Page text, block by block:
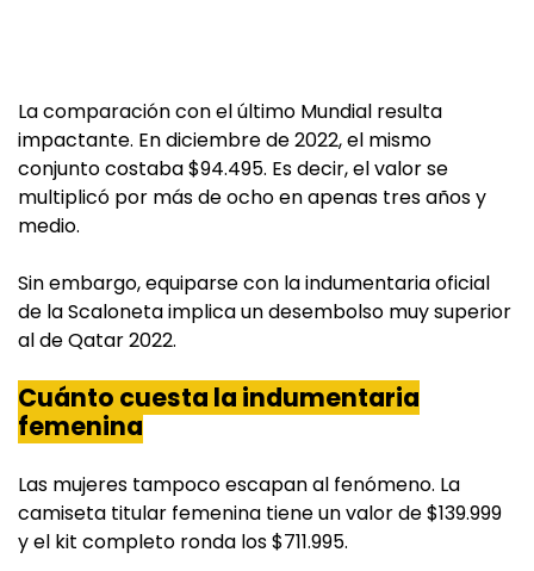
La comparación con el último Mundial resulta
impactante. En diciembre de 2022, el mismo
conjunto costaba $94.495. Es decir, el valor se
multiplicó por más de ocho en apenas tres años y
medio.
Sin embargo, equiparse con la indumentaria oficial
de la Scaloneta implica un desembolso muy superior
al de Qatar 2022.
Cuánto cuesta la indumentaria
femenina
Las mujeres tampoco escapan al fenómeno. La
camiseta titular femenina tiene un valor de $139.999
y el kit completo ronda los $711.995.